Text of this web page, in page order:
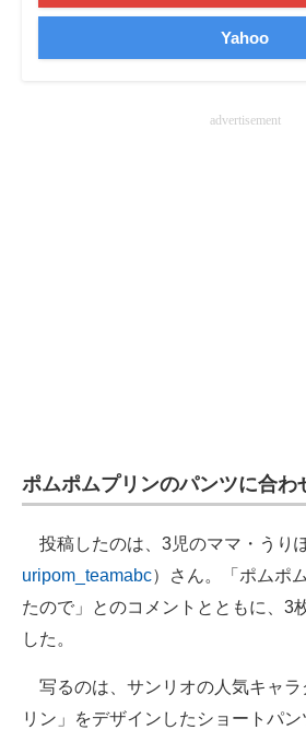
エレクトロニクス専門サイトYahoo
advertisement
ポムポムプリンのパンツに合
投稿したのは、3児のママ・うり
uripom_teamabc）さん。「ポムポ
たので」とのコメントとともに、3
した。
写るのは、サンリオの人気キャラ
リン」をデザインしたショートパ